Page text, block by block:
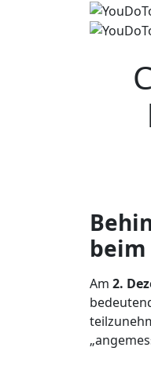
beim
Am 2.